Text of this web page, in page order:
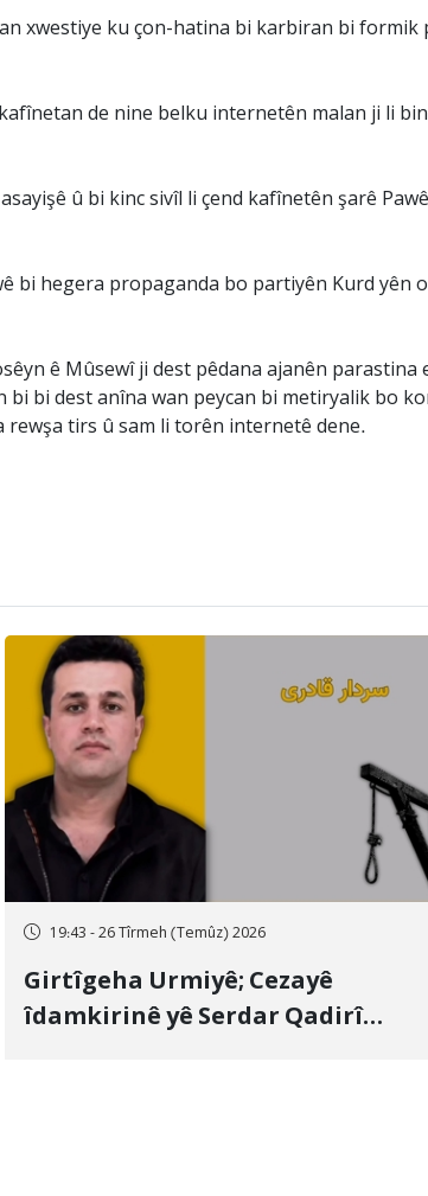
xwestiye ku çon-hatina bi karbiran bi
de nine belku internetên malan ji li
û bi kinc sivîl li çend kafînetên şarê
bi hegera propaganda bo partiyên Kurd yên
ê Mûsewî ji dest pêdana ajanên
bi dest anîna wan peycan bi metiryalik bo
tirs û sam li torên internetê dene.
19:43 - 26 Tîrmeh (Temûz) 2026
Girtîgeha Urmiyê; Cezayê
îdamkirinê yê Serdar Qadirî